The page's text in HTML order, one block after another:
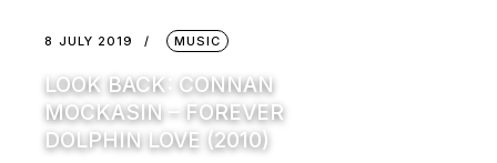
8 JULY 2019 MUSIC
LOOK BACK: CONNAN
MOCKASIN – FOREVER
DOLPHIN LOVE (2010)